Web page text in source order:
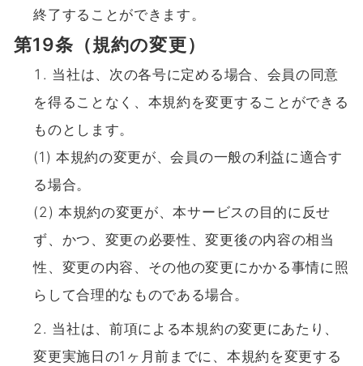
終了することができます。
第19条（規約の変更）
当社は、次の各号に定める場合、会員の同意
を得ることなく、本規約を変更することができる
ものとします。
(1) 本規約の変更が、会員の一般の利益に適合す
る場合。
(2) 本規約の変更が、本サービスの目的に反せ
ず、かつ、変更の必要性、変更後の内容の相当
性、変更の内容、その他の変更にかかる事情に照
らして合理的なものである場合。
当社は、前項による本規約の変更にあたり、
変更実施日の1ヶ月前までに、本規約を変更する